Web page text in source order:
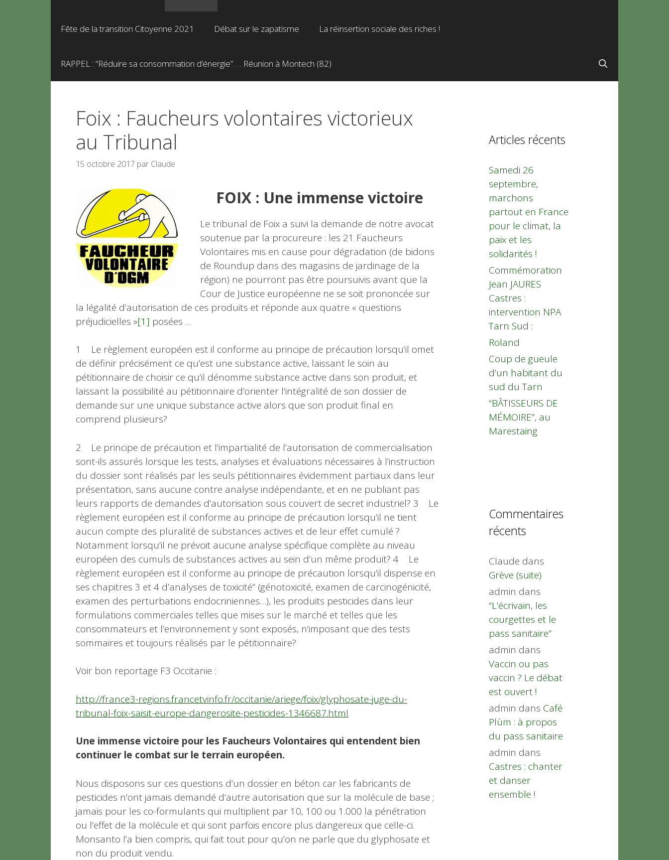
Fête de la transition Citoyenne 2021 Débat sur le zapatisme La réinsertion sociale des riches !
RAPPEL : “Réduire sa consommation d’énergie”. . . Réunion à Montech (82)
Foix : Faucheurs volontaires victorieux
au Tribunal
15 octobre 2017 par Claude
FOIX : Une immense victoire
Le tribunal de Foix a suivi la demande de notre avocat
soutenue par la procureure : les 21 Faucheurs
Volontaires mis en cause pour dégradation (de bidons
de Roundup dans des magasins de jardinage de la
région) ne pourront pas être poursuivis avant que la
Cour de Justice européenne ne se soit prononcée sur
la légalité d’autorisation de ces produits et réponde aux quatre « questions
préjudicielles »[1] posées …
1 Le règlement européen est il conforme au principe de précaution lorsqu’il omet
de définir précisément ce qu’est une substance active, laissant le soin au
pétitionnaire de choisir ce qu’il dénomme substance active dans son produit, et
laissant la possibilité au pétitionnaire d’orienter l’intégralité de son dossier de
demande sur une unique substance active alors que son produit final en
comprend plusieurs?
2 Le principe de précaution et l’impartialité de l’autorisation de commercialisation
sont-ils assurés lorsque les tests, analyses et évaluations nécessaires à l’instruction
du dossier sont réalisés par les seuls pétitionnaires évidemment partiaux dans leur
présentation, sans aucune contre analyse indépendante, et en ne publiant pas
leurs rapports de demandes d’autorisation sous couvert de secret industriel? 3 Le
règlement européen est il conforme au principe de précaution lorsqu’il ne tient
aucun compte des pluralité de substances actives et de leur effet cumulé ?
Notamment lorsqu’il ne prévoit aucune analyse spécifique complète au niveau
européen des cumuls de substances actives au sein d’un même produit? 4 Le
règlement européen est il conforme au principe de précaution lorsqu’il dispense en
ses chapitres 3 et 4 d’analyses de toxicité” (génotoxicité, examen de carcinogénicité,
examen des perturbations endocriniennes…), les produits pesticides dans leur
formulations commerciales telles que mises sur le marché et telles que les
consommateurs et l’environnement y sont exposés, n’imposant que des tests
sommaires et toujours réalisés par le pétitionnaire?
Voir bon reportage F3 Occitanie :
http://france3-regions.francetvinfo.fr/occitanie/ariege/foix/glyphosate-juge-du-
tribunal-foix-saisit-europe-dangerosite-pesticides-1346687.html
Une immense victoire pour les Faucheurs Volontaires qui entendent bien
continuer le combat sur le terrain européen.
Nous disposons sur ces questions d’un dossier en béton car les fabricants de
pesticides n’ont jamais demandé d’autre autorisation que sur la molécule de base ;
jamais pour les co-formulants qui multiplient par 10, 100 ou 1.000 la pénétration
ou l’effet de la molécule et qui sont parfois encore plus dangereux que celle-ci.
Monsanto l’a bien compris, qui fait tout pour qu’on ne parle que du glyphosate et
non du produit vendu.
Articles récents
Samedi 26
septembre,
marchons
partout en France
pour le climat, la
paix et les
solidarités !
Commémoration
Jean JAURES
Castres :
intervention NPA
Tarn Sud :
Roland
Coup de gueule
d’un habitant du
sud du Tarn
“BÂTISSEURS DE
MÉMOIRE”, au
Marestaing
Commentaires
récents
Claude dans
Grève (suite)
admin dans
“L’écrivain, les
courgettes et le
pass sanitaire”
admin dans
Vaccin ou pas
vaccin ? Le débat
est ouvert !
admin dans Café
Plùm : à propos
du pass sanitaire
admin dans
Castres : chanter
et danser
ensemble !